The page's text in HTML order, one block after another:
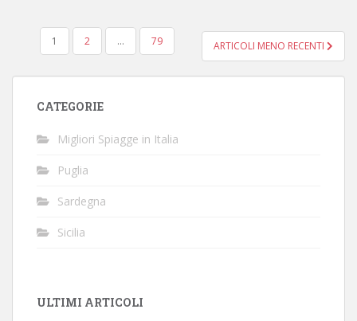
PAGINAZIONE
DEGLI
ARTICOLI
1 2 … 79 ARTICOLI MENO RECENTI
CATEGORIE
Migliori Spiagge in Italia
Puglia
Sardegna
Sicilia
ULTIMI ARTICOLI